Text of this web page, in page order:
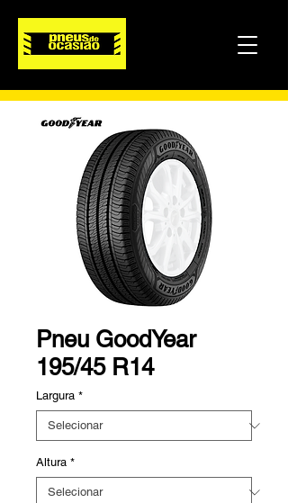
Pneu GoodYear
195/45 R14
Largura *
Altura *